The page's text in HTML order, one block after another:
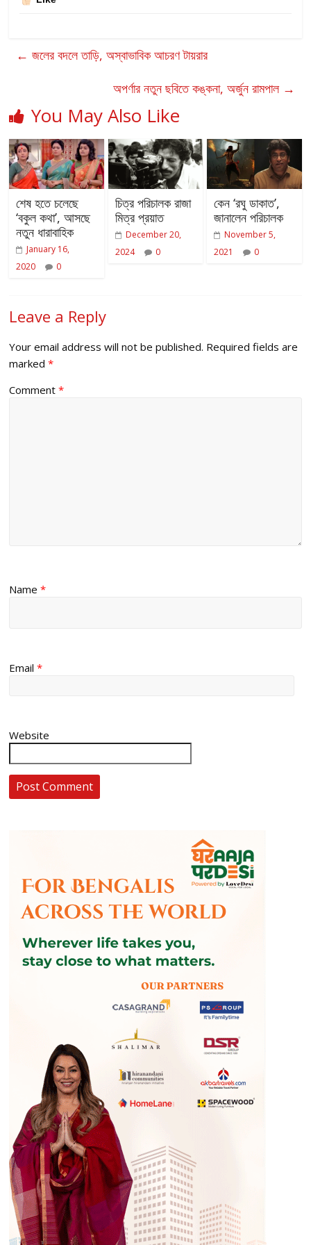
← জলের বদলে তাড়ি, অস্বাভাবিক আচরণ টায়রার
অপর্ণার নতুন ছবিতে কঙ্কনা, অর্জুন রামপাল →
You May Also Like
শেষ হতে চলেছে
‘বকুল কথা’, আসছে
নতুন ধারাবাহিক
January 16,
2020
0
চিত্র পরিচালক রাজা
মিত্র প্রয়াত
December 20,
2024
0
কেন ‘রঘু ডাকাত’,
জানালেন পরিচালক
November 5,
2021
0
Leave a Reply
Your email address will not be published. Required fields are
marked*
Comment*
Name*
Email*
Website